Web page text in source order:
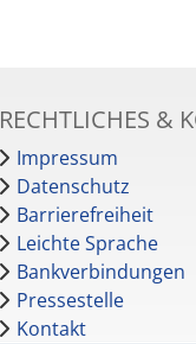
RECHTLICHES &
Impressum
Datenschutz
Barrierefreiheit
Leichte Sprache
Bankverbindungen
Pressestelle
Kontakt